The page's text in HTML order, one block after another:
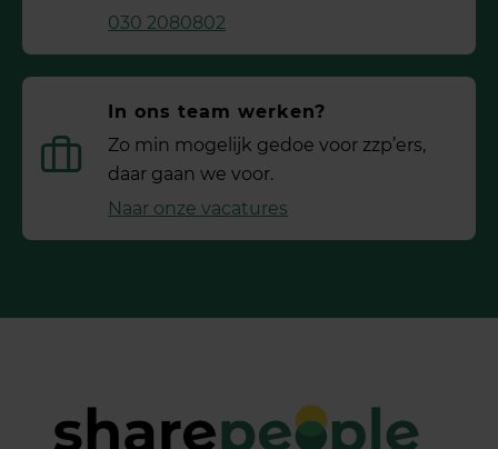
030 2080802
In ons team werken?
Zo min mogelijk gedoe voor ­zzp’ers,
daar gaan we voor.
Naar onze vacatures